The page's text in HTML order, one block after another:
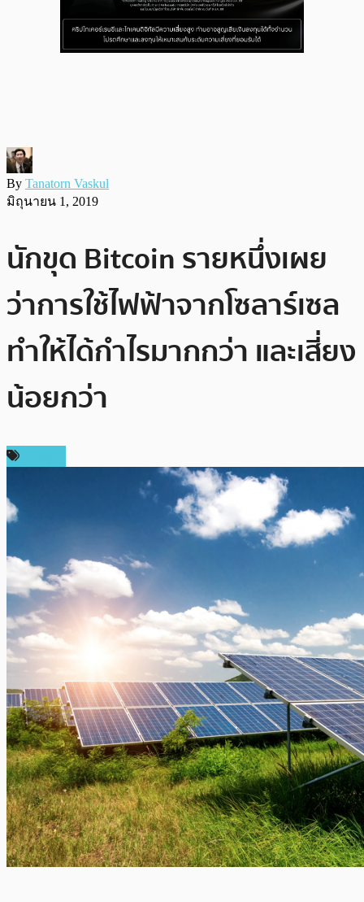
By Tanatorn Vaskul
มิถุนายน 1, 2019
นักขุด Bitcoin รายหนึ่งเผย
ว่าการใช้ไฟฟ้าจากโซลาร์เซล
ทำให้ได้กำไรมากกว่า และเสี่ยง
น้อยกว่า